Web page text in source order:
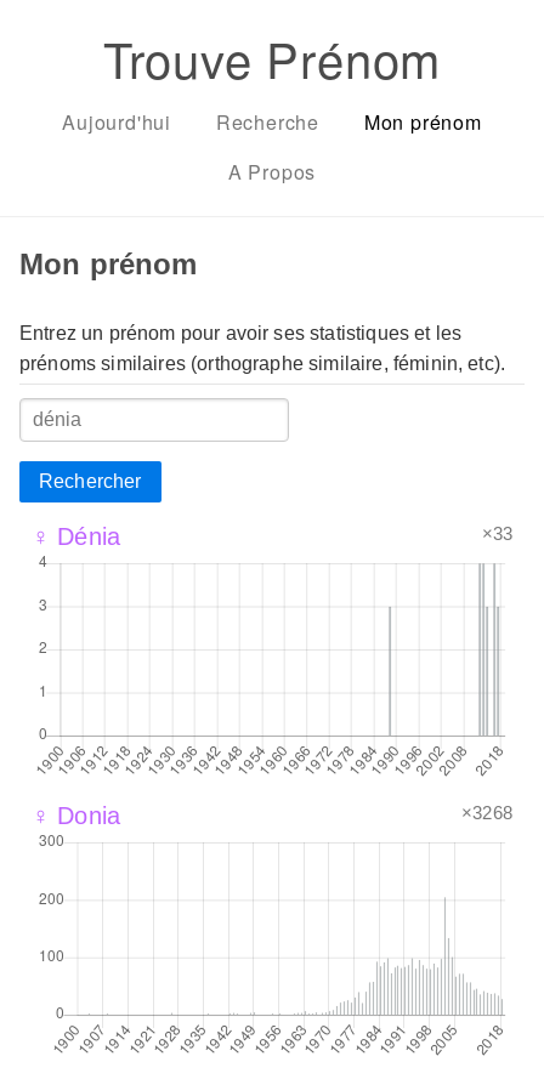
Trouve Prénom
Aujourd'hui Recherche
Mon prénom
A Propos
Mon prénom
Entrez un prénom pour avoir ses statistiques et les
prénoms similaires (orthographe similaire, féminin, etc).
Rechercher
♀ Dénia ×33
♀ Donia ×3268